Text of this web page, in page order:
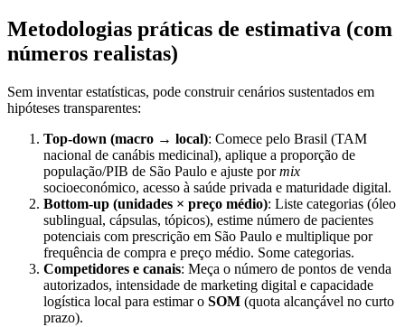
Metodologias práticas de estimativa (com
números realistas)
Sem inventar estatísticas, pode construir cenários sustentados em
hipóteses transparentes:
Top-down (macro → local): Comece pelo Brasil (TAM
nacional de canábis medicinal), aplique a proporção de
população/PIB de São Paulo e ajuste pormix
socioeconómico, acesso à saúde privada e maturidade digital.
Bottom-up (unidades × preço médio): Liste categorias (óleo
sublingual, cápsulas, tópicos), estime número de pacientes
potenciais com prescrição em São Paulo e multiplique por
frequência de compra e preço médio. Some categorias.
Competidores e canais: Meça o número de pontos de venda
autorizados, intensidade de marketing digital e capacidade
logística local para estimar o SOM (quota alcançável no curto
prazo).